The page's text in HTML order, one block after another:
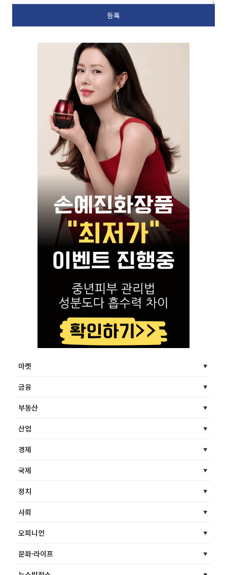
마켓
금융
부동산
산업
경제
국제
정치
사회
오피니언
문화·라이프